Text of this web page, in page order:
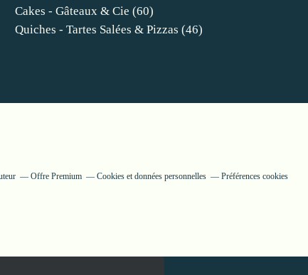
Cakes - Gâteaux & Cie (60)
Quiches - Tartes Salées & Pizzas (46)
Offre Premium Cookies et données personnelles Préférences cookies